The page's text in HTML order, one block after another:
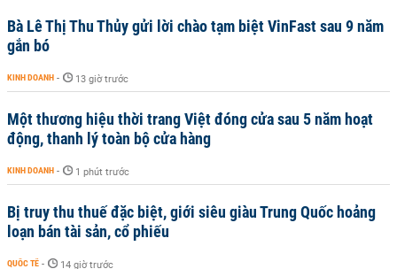
Bà Lê Thị Thu Thủy gửi lời chào tạm biệt VinFast sau 9 năm
gắn bó
KINH DOANH - 13 giờ trước
Một thương hiệu thời trang Việt đóng cửa sau 5 năm hoạt
động, thanh lý toàn bộ cửa hàng
KINH DOANH - 1 phút trước
Bị truy thu thuế đặc biệt, giới siêu giàu Trung Quốc hoảng
loạn bán tài sản, cổ phiếu
QUỐC TẾ - 14 giờ trước